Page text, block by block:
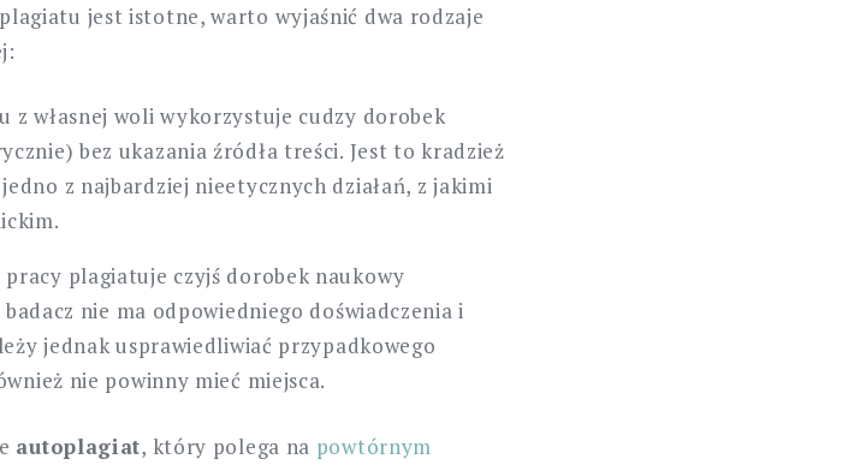
jest istotne, warto wyjaśnić dwa rodzaje
z własnej woli wykorzystuje cudzy dorobek
bez ukazania źródła treści. Jest to kradzież
z najbardziej nieetycznych działań, z jakimi
plagiatuje czyjś dorobek naukowy
nie ma odpowiedniego doświadczenia i
jednak usprawiedliwiać przypadkowego
nie powinny mieć miejsca.
autoplagiat, który polega na powtórnym